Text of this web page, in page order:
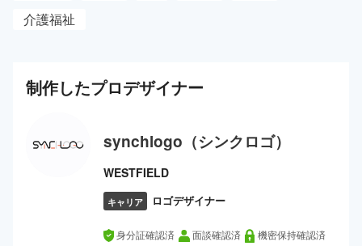
介護福祉
制作したプロデザイナー
synchlogo（シンクロゴ）
WESTFIELD
キャリア ロゴデザイナー
身分証確認済 面談確認済 機密保持確認済